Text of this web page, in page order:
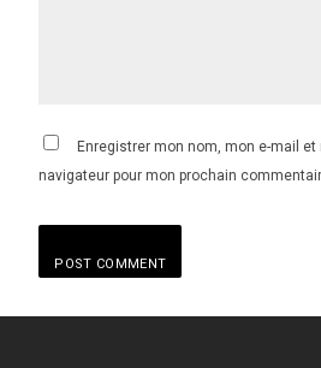
Enregistrer mon nom, mon e-mail
navigateur pour mon prochain